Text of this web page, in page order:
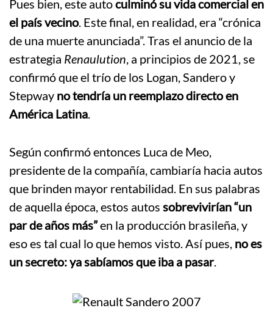
Pues bien, este autoculminó su vida comercial en
el país vecino. Este final, en realidad, era “crónica
de una muerte anunciada”. Tras el anuncio de la
estrategia Renaulution, a principios de 2021, se
confirmó que el trío de los Logan, Sandero y
Stepway no tendría un reemplazo directo en
América Latina.
Según confirmó entonces Luca de Meo,
presidente de la compañía, cambiaría hacia autos
que brinden mayor rentabilidad. En sus palabras
de aquella época, estos autos sobrevivirían “un
par de años más”en la producción brasileña, y
eso es tal cual lo que hemos visto. Así pues, no es
un secreto: ya sabíamos que iba a pasar.